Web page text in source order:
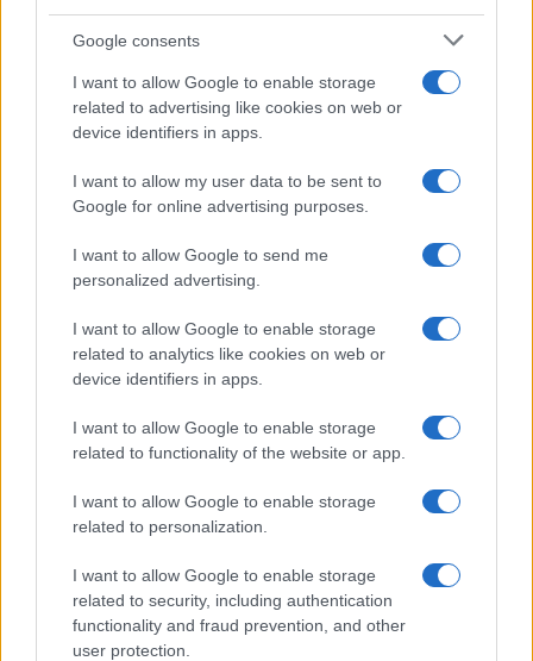
Google consents
I want to allow Google to enable storage
related to advertising like cookies on web or
device identifiers in apps.
I want to allow my user data to be sent to
Google for online advertising purposes.
I want to allow Google to send me
personalized advertising.
I want to allow Google to enable storage
related to analytics like cookies on web or
device identifiers in apps.
I want to allow Google to enable storage
related to functionality of the website or app.
I want to allow Google to enable storage
related to personalization.
I want to allow Google to enable storage
related to security, including authentication
functionality and fraud prevention, and other
user protection.
Continua a leggere
B2B NEWS